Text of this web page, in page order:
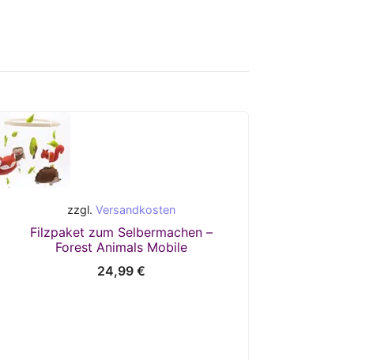
zzgl. Versandkosten
Filzpaket zum Selbermachen –
Forest Animals Mobile
24,99 €